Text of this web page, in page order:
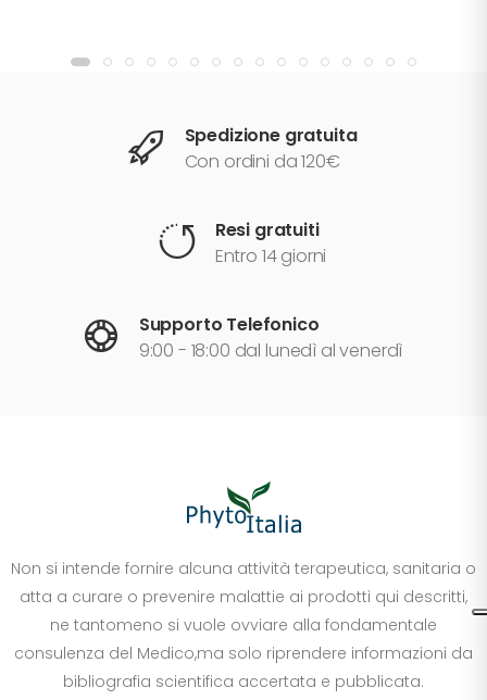
Spedizione gratuita
Con ordini da 120€
Resi gratuiti
Entro 14 giorni
Supporto Telefonico
9:00 - 18:00 dal lunedì al venerdì
Non si intende fornire alcuna attività terapeutica, sanitaria o
atta a curare o prevenire malattie ai prodotti qui descritti,
ne tantomeno si vuole ovviare alla fondamentale
consulenza del Medico,ma solo riprendere informazioni da
bibliografia scientifica accertata e pubblicata.